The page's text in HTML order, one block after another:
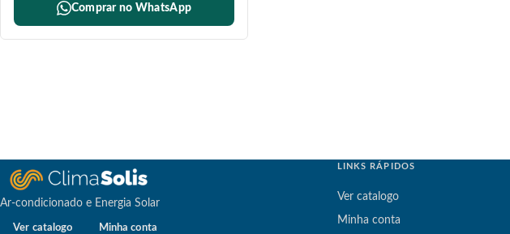
Comprar no WhatsApp
Ar-condicionado e Energia Solar
Ver catalogo Minha conta
LINKS RÁPIDOS
Ver catalogo
Minha conta